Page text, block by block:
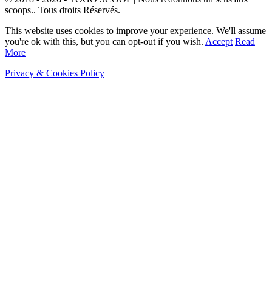
scoops.. Tous droits Réservés.
This website uses cookies to improve your experience. We'll assume
you're ok with this, but you can opt-out if you wish. Accept Read
More
Privacy & Cookies Policy